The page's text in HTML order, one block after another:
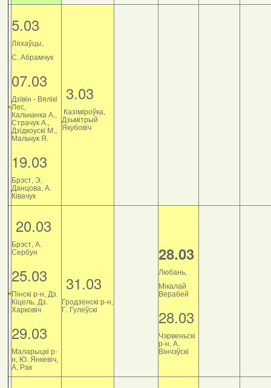
5.03
Ляхаўцы,
С. Абрамчук
07.03
Дзiвiн - Вялiкi
Лес,
Кальчанка А.,
Страчук А.,
Дзiдкоускi М.,
Мальчук Я.
19.03
Брэст, Э.
Данцова, А.
Ківачук
3.03
Казіміроўка,
Дзьмітрый
Якубовіч
20.03
Брэст, А.
Сербун
25.03
Пінскі р-н, Дз.
Кіцель, Дз.
Харковіч
29.03
Маларыцкі р-
н, Ю. Янкевіч,
А. Рак
31.03
Гродзенскі р-н,
Г. Гулеўскі
28.03
Любань,
Мікалай
Верабей
28.03
Чэрвеньскі
р-н, А.
Вінчэўскі